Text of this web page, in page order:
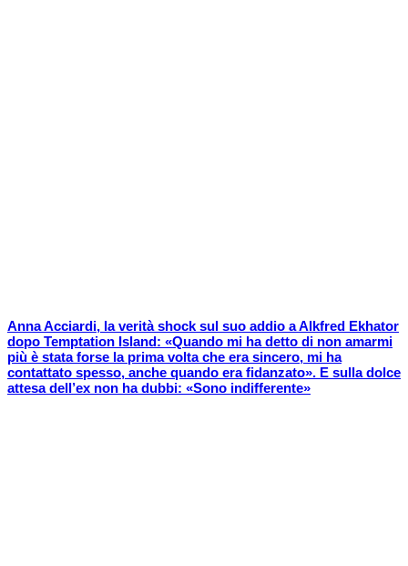
Anna Acciardi, la verità shock sul suo addio a Alkfred Ekhator
dopo Temptation Island: «Quando mi ha detto di non amarmi
più è stata forse la prima volta che era sincero, mi ha
contattato spesso, anche quando era fidanzato». E sulla dolce
attesa dell’ex non ha dubbi: «Sono indifferente»